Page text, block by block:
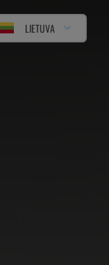
LIETUVA